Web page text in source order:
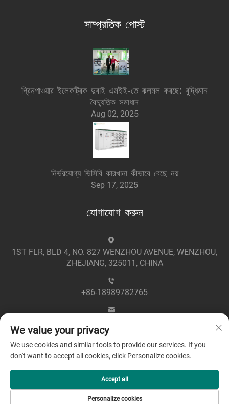
সাম্প্রতিক পোস্ট
গ্রিনপাওয়ার ইলেকট্রিক দুবাই এমইই-তে ঝলমল করছে: বুদ্ধিমান
বৈদ্যুতিক সমাধান
Aug 02, 2025
নির্ভরযোগ্য ভিসিবি কারখানা কীভাবে বেছে নয়
Sep 17, 2025
যোগাযোগ করুন
1ST FLR, BLD 4, NO. 827 WENZHOU AVENUE, WENZHOU,
ZHEJIANG, 325011, CHINA
+86-18989782765
সর্বস্বত্ব সংরক্ষিত © 2025 জেজিয়াং গ্রিনপাওয়ার ইলেকট্রিক কোং লিমিটেড -
গোপনীয়তা নীতি
We value your privacy
We use cookies and similar tools to provide our services. If you
don't want to accept all cookies, click Personalize cookies.
Personalize cookies
Accept all